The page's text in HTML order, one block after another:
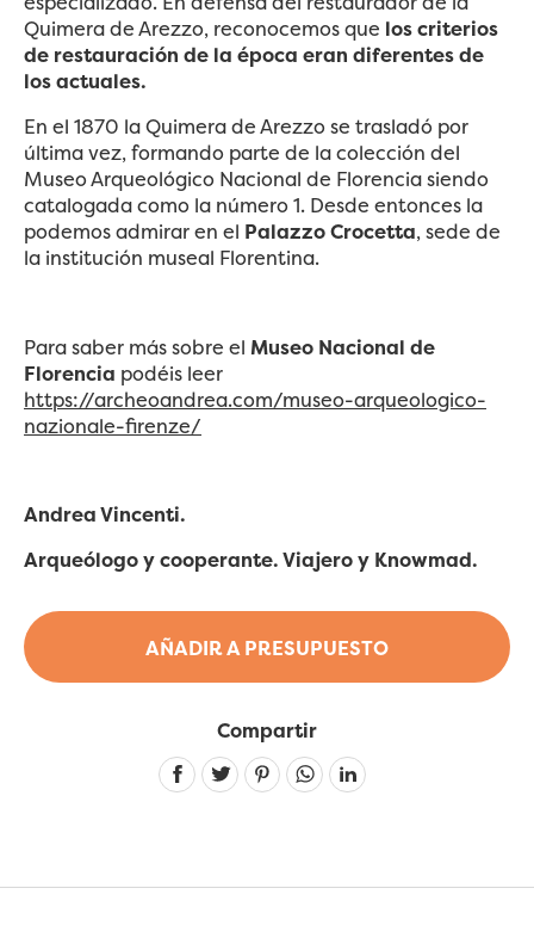
AÑADIR A PRESUPUESTO
Quimera de Arezzo, reconocemos que los criterios
de restauración de la época eran diferentes de
los actuales.
En el 1870 la Quimera de Arezzo se trasladó por
última vez, formando parte de la colección del
Museo Arqueológico Nacional de Florencia siendo
catalogada como la número 1. Desde entonces la
podemos admirar en el Palazzo Crocetta, sede de
la institución museal Florentina.
Para saber más sobre el Museo Nacional de
Florencia podéis leer
https://archeoandrea.com/museo-arqueologico-
nazionale-firenze/
Andrea Vincenti.
Arqueólogo y cooperante. Viajero y Knowmad.
Compartir
Linkedin